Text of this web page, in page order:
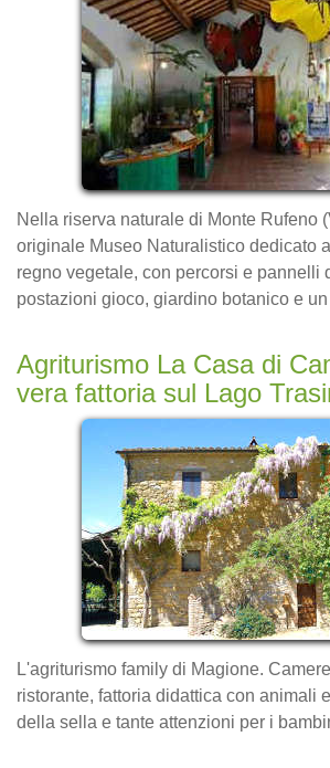
Nella riserva naturale di Monte Rufeno
originale Museo Naturalistico dedicato
regno vegetale, con percorsi e pannelli
postazioni gioco, giardino botanico e
Agriturismo La Casa di
vera fattoria sul Lago
L'agriturismo family di Magione.
ristorante, fattoria didattica con animali
della sella e tante attenzioni per i